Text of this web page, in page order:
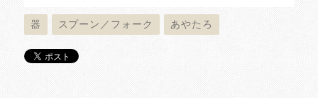
器 スプーン／フォーク あやたろ